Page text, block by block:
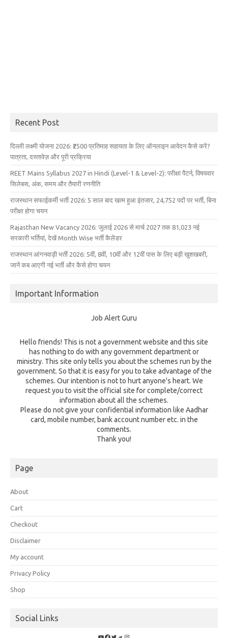
Recent Post
दिल्ली लक्ष्मी योजना 2026: ₹2500 प्रतिमाह सहायता के लिए ऑनलाइन आवेदन कैसे करें?
पात्रता, दस्तावेज़ और पूरी प्रक्रिया
REET Mains Syllabus 2027 in Hindi (Level-1 & Level-2): परीक्षा पैटर्न, विषयवार
सिलेबस, अंक, समय और तैयारी रणनीति
राजस्थान सफाईकर्मी भर्ती 2026: 5 साल बाद खत्म हुआ इंतजार, 24,752 पदों पर भर्ती, बिना
परीक्षा होगा चयन
Rajasthan New Vacancy 2026: जुलाई 2026 से मार्च 2027 तक 81,023 नई
सरकारी भर्तियां, देखें Month Wise भर्ती कैलेंडर
राजस्थान आंगनवाड़ी भर्ती 2026: 5वीं, 8वीं, 10वीं और 12वीं पास के लिए बड़ी खुशखबरी,
जानें कब आएगी नई भर्ती और कैसे होगा चयन
Important Information
Job Alert Guru
Hello friends! This is not a government website and this site
has nothing to do with any government department or
ministry. This site only tells you about the schemes run by the
government. So that it is easy for you to take advantage of the
schemes. Our intention is not to hurt anyone's heart. We
request you to visit the official site for complete/correct
information about all the schemes.
Please do not give your confidential information like Aadhar
card, mobile number, bank account number etc. in the
comments.
Thank you!
Page
About
Cart
Checkout
Disclaimer
My account
Privacy Policy
Shop
Social Links
YouTube
Facebook
Twitter
Telegram
Instagram